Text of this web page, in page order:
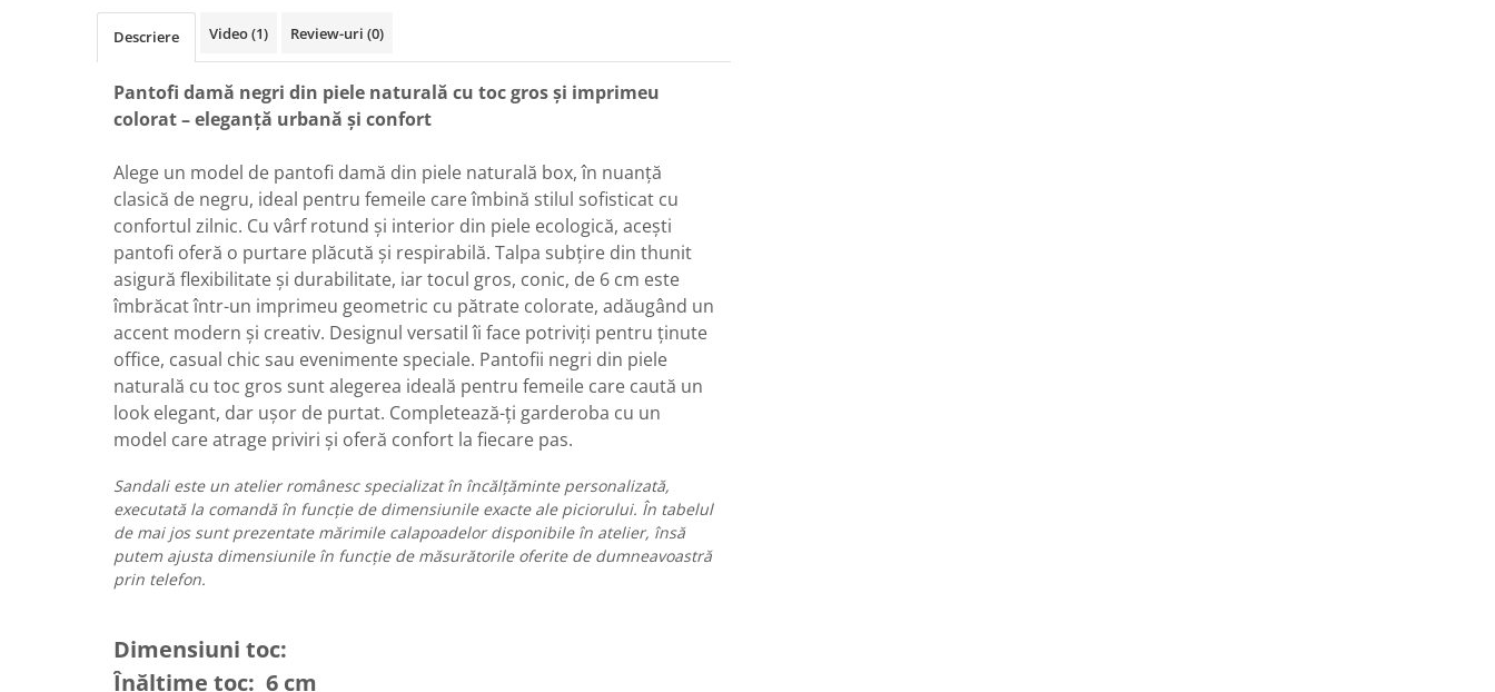
Descriere Video(1) Review-uri (0)
Pantofi damă negri din piele naturală cu toc gros și imprimeu
colorat – eleganță urbană și confort
Alege un model de pantofi damă din piele naturală box, în nuanță
clasică de negru, ideal pentru femeile care îmbină stilul sofisticat cu
confortul zilnic. Cu vârf rotund și interior din piele ecologică, acești
pantofi oferă o purtare plăcută și respirabilă. Talpa subțire din thunit
asigură flexibilitate și durabilitate, iar tocul gros, conic, de 6 cm este
îmbrăcat într-un imprimeu geometric cu pătrate colorate, adăugând un
accent modern și creativ. Designul versatil îi face potriviți pentru ținute
office, casual chic sau evenimente speciale. Pantofii negri din piele
naturală cu toc gros sunt alegerea ideală pentru femeile care caută un
look elegant, dar ușor de purtat. Completează-ți garderoba cu un
model care atrage priviri și oferă confort la fiecare pas.
Sandali este un atelier românesc specializat în încălțăminte personalizată,
executată la comandă în funcție de dimensiunile exacte ale piciorului. În tabelul
de mai jos sunt prezentate mărimile calapoadelor disponibile în atelier, însă
putem ajusta dimensiunile în funcție de măsurătorile oferite de dumneavoastră
prin telefon.
Dimensiuni toc:
Înălțime toc: 6 cm